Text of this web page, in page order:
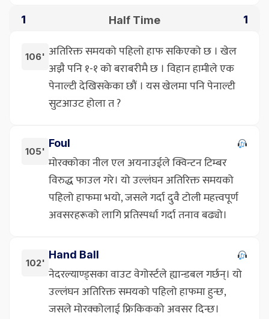
1 Half Time 1
106' अतिरिक्त समयको पहिलो हाफ सकिएको छ । खेल
अझै पनि १-१ को बराबरीमै छ । विहान हामीले एक
पेनाल्टी देखिसकेका छौं । यस खेलमा पनि पेनाल्टी
सुटआउट होला त ?
105'
Foul
मोरक्कोका नील एल अयनाउईले क्विन्टन टिम्बर
विरुद्ध फाउल गरे। यो उल्लंघन अतिरिक्त समयको
पहिलो हाफमा भयो, जसले गर्दा दुवै टोली महत्त्वपूर्ण
अवसरहरूको लागि प्रतिस्पर्धा गर्दा तनाव बढ्यो।
102'
Hand Ball
नेदरल्याण्ड्सका वाउट वेगोर्स्टले ह्यान्डबल गर्छन्। यो
उल्लंघन अतिरिक्त समयको पहिलो हाफमा हुन्छ,
जसले मोरक्कोलाई फ्रिकिकको अवसर दिन्छ।